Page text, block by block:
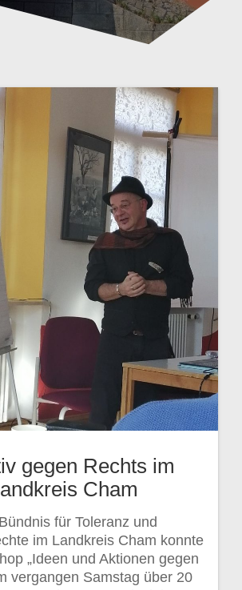
gegen Rechts im
Cham
für Toleranz und
im Landkreis Cham konnte
„Ideen und Aktionen gegen
vergangen Samstag über 20